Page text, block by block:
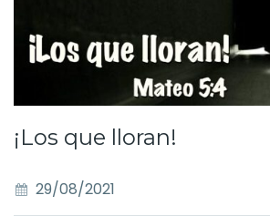
¡Los que lloran!
29/08/2021